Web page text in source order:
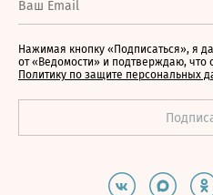
Нажимая кнопку «Подписаться», я
от «Ведомости» и подтверждаю,
Политику по защите персональных